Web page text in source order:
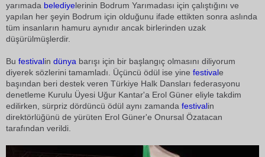
yarımada belediyelerinin Bodrum Yarımadası için çalıştığını ve
yapılan her şeyin Bodrum için olduğunu ifade ettikten sonra aslında
tüm insanların hamuru aynıdır ancak birlerinden uzak
düşürülmüşlerdir.
Bu festivalin dünya barışı için bir başlangıç olmasını diliyorum
diyerek sözlerini tamamladı. Üçüncü ödül ise yine festivale
başından beri destek veren Türkiye Halk Dansları federasyonu
denetleme Kurulu Üyesi Uğur Kantar'a Erol Güner eliyle takdim
edilirken, sürpriz dördüncü ödül aynı zamanda festivalin
direktörlüğünü de yürüten Erol Güner'e Onursal Özatacan
tarafından verildi.